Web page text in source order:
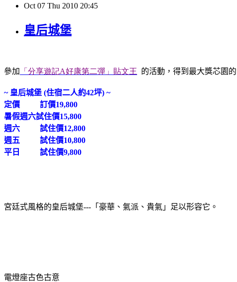
Oct 07 Thu 2010 20:45
皇后城堡
參加 「分享遊記A好康第二彈」貼文王 的活動，得到最大獎芯園的
~ 皇后城堡 (住宿二人約42坪) ~
定價
訂價19,800
暑假週六試住價15,800
週六
試住價12,800
週五
試住價10,800
平日
試住價9,800
宮廷式風格的皇后城堡--- 「豪華、氣派、貴氣」足以形容它。
電燈座古色古意